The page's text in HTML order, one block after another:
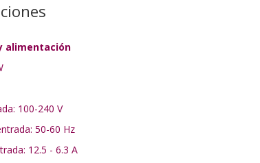
alimentación
100-240 V
50-60 Hz
12.5 - 6.3 A